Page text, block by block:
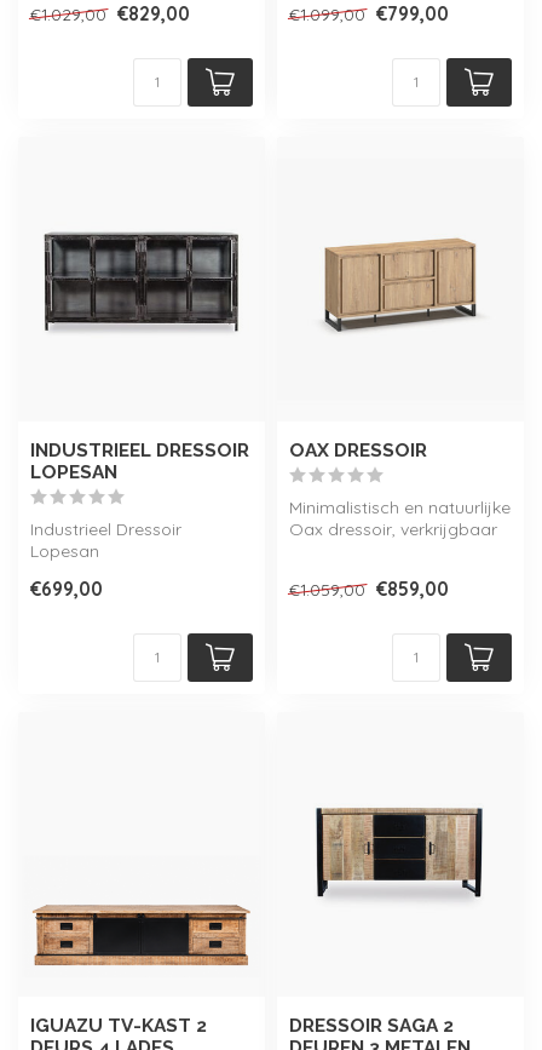
...
€1.029,00 €829,00
eikenhou...
€1.099,00 €799,00
INDUSTRIEEL DRESSOIR
LOPESAN
Industrieel Dressoir
Lopesan
€699,00
OAX DRESSOIR
Minimalistisch en natuurlijke
Oax dressoir, verkrijgbaar
€1.059,00 €859,00
IGUAZU TV-KAST 2
DRESSOIR SAGA 2